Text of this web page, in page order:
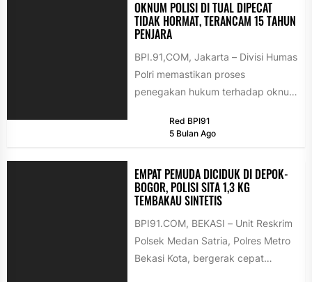
OKNUM POLISI DI TUAL DIPECAT
TIDAK HORMAT, TERANCAM 15 TAHUN
PENJARA
BPI.91,COM, Jakarta – Divisi Humas
Polri memastikan proses
penegakan hukum terhadap oknum
kekerasan terhadap anak...
Red BPI91
5 Bulan Ago
EMPAT PEMUDA DICIDUK DI DEPOK-
BOGOR, POLISI SITA 1,3 KG
TEMBAKAU SINTETIS
BPI91.COM, BEKASI – Unit Reskrim
Polsek Medan Satria, Polres Metro
Bekasi Kota, bergerak cepat